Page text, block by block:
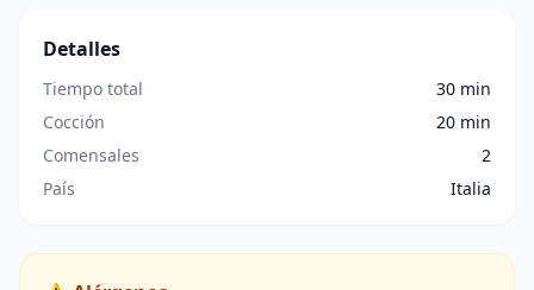
Detalles
Tiempo total
30 min
Cocción
20 min
Comensales
2
País
Italia